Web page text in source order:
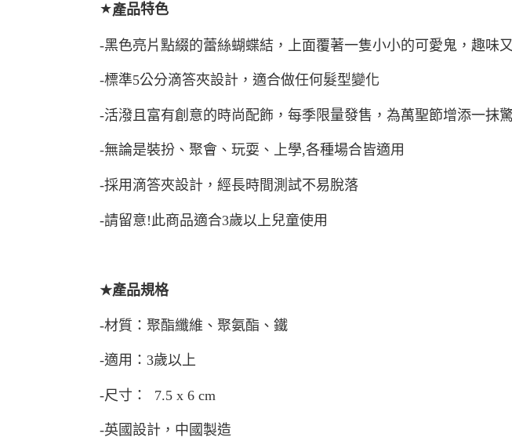
★產品特色
-黑色亮片點綴的蕾絲蝴蝶結，上面覆著一隻小小的可愛鬼，趣味
-標準5公分滴答夾設計 ， 適合做任何髮型變化
-活潑且富有創意的時尚配飾，每季限量發售，為萬聖節增添一抹
-無論是裝扮、聚會、玩耍、上學,各種場合皆適用
-採用滴答夾設計 ， 經長時間測試不易脫落
-請留意!此商品適合3歲以上兒童使用
★產品規格
-材質：聚酯纖維、聚氨酯、鐵
-適用：3歲以上
-尺寸： 7.5 x 6 cm
-英國設計，中國製造